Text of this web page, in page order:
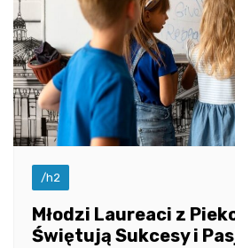
/h2
Młodzi Laureaci z
Świętują Sukcesy i